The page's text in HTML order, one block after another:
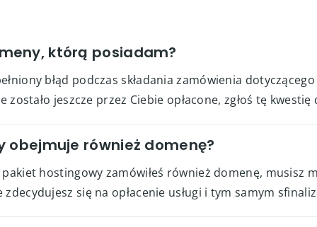
którą posiadam?
błąd podczas składania zamówienia
jeszcze przez Ciebie opłacone, zgłoś tę
obejmuje również domenę?
pakiet hostingowy zamówiłeś również domenę, musisz
się na opłacenie usługi i tym samym